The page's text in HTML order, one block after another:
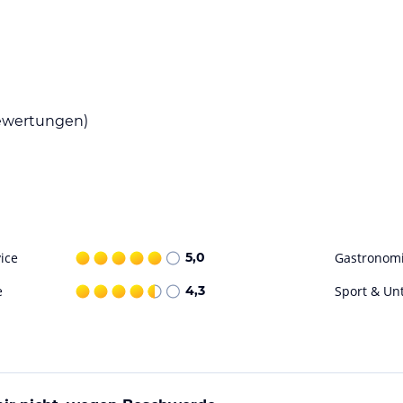
des Hotels finden Sie auch eine
probieren können.
um die Altstadt von Langenberg zu Fuß
Sie historische Gebäude und genießen Sie die
Gewähr. Bitte lies vor der Buchung die
5,0
4,3 Sport &